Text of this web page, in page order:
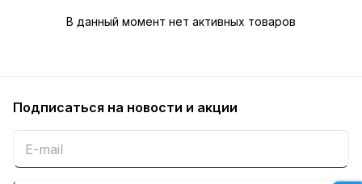
В данный момент нет активных товаров
Подписаться на новости и акции